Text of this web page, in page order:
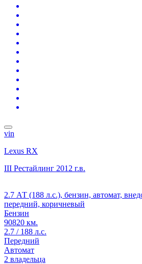
vin
Lexus RX
III Рестайлинг 2012 г.в.
2.7 АТ (188 л.с.), бензин, автомат,
передний, коричневый
Бензин
90820 км.
2.7 / 188 л.с.
Передний
Автомат
2 владельца